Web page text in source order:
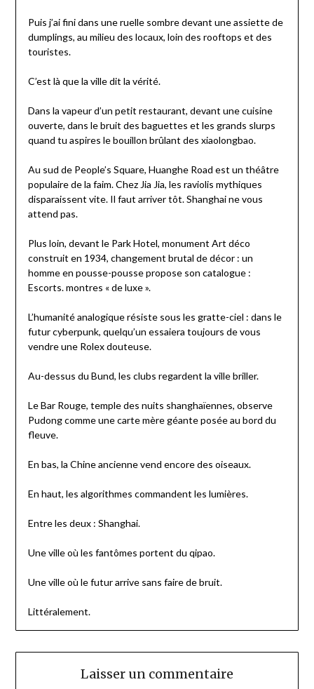
Puis j’ai fini dans une ruelle sombre devant une assiette de
dumplings, au milieu des locaux, loin des rooftops et des
touristes.
C’est là que la ville dit la vérité.
Dans la vapeur d’un petit restaurant, devant une cuisine
ouverte, dans le bruit des baguettes et les grands slurps
quand tu aspires le bouillon brûlant des xiaolongbao.
Au sud de People’s Square, Huanghe Road est un théâtre
populaire de la faim. Chez Jia Jia, les raviolis mythiques
disparaissent vite. Il faut arriver tôt. Shanghai ne vous
attend pas.
Plus loin, devant le Park Hotel, monument Art déco
construit en 1934, changement brutal de décor : un
homme en pousse-pousse propose son catalogue :
Escorts. montres « de luxe ».
L’humanité analogique résiste sous les gratte-ciel : dans le
futur cyberpunk, quelqu’un essaiera toujours de vous
vendre une Rolex douteuse.
Au-dessus du Bund, les clubs regardent la ville briller.
Le Bar Rouge, temple des nuits shanghaïennes, observe
Pudong comme une carte mère géante posée au bord du
fleuve.
En bas, la Chine ancienne vend encore des oiseaux.
En haut, les algorithmes commandent les lumières.
Entre les deux : Shanghai.
Une ville où les fantômes portent du qipao.
Une ville où le futur arrive sans faire de bruit.
Littéralement.
Laisser un commentaire